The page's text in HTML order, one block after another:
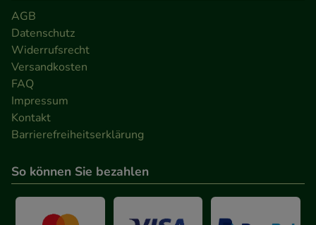
AGB
Datenschutz
Widerrufsrecht
Versandkosten
FAQ
Impressum
Kontakt
Barrierefreiheitserklärung
So können Sie bezahlen